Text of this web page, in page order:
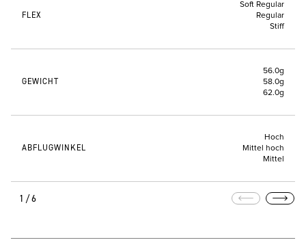
FLEX
Soft Regular
Regular
Stiff
GEWICHT
56.0g
58.0g
62.0g
ABFLUGWINKEL
Hoch
Mittel hoch
Mittel
1/6